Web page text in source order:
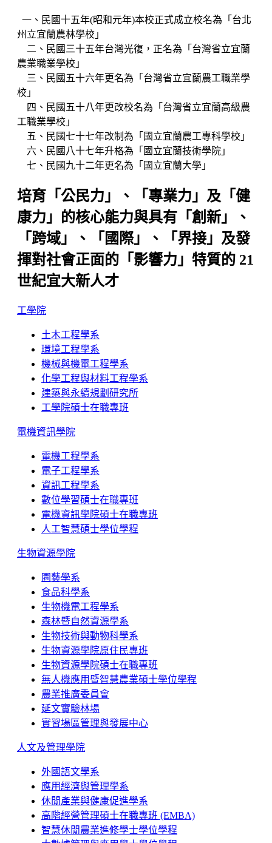
一、民國十五年(昭和元年)本校正式成立校名為「台北
州立宜蘭農林學校」
二、民國三十五年台灣光復，正名為「台灣省立宜蘭
農業職業學校」
三、民國五十六年更名為「台灣省立宜蘭農工職業學
校」
四、民國五十八年更改校名為「台灣省立宜蘭高級農
工職業學校」
五、民國七十七年改制為「國立宜蘭農工專科學校」
六、民國八十七年升格為「國立宜蘭技術學院」
七、民國九十二年更名為「國立宜蘭大學」
培育「公民力」、「專業力」及「健
康力」的核心能力與具有「創新」、
「跨域」、「國際」、「界接」及發
揮對社會正面的「影響力」特質的 21
世紀宜大新人才
工學院
土木工程學系
環境工程學系
機械與機電工程學系
化學工程與材料工程學系
建築與永續規劃研究所
工學院碩士在職專班
電機資訊學院
電機工程學系
電子工程學系
資訊工程學系
數位學習碩士在職專班
電機資訊學院碩士在職專班
人工智慧碩士學位學程
生物資源學院
園藝學系
食品科學系
生物機電工程學系
森林暨自然資源學系
生物技術與動物科學系
生物資源學院原住民專班
生物資源學院碩士在職專班
無人機應用暨智慧農業碩士學位學程
農業推廣委員會
延文實驗林場
實習場區管理與發展中心
人文及管理學院
外國語文學系
應用經濟與管理學系
休閒產業與健康促進學系
高階經營管理碩士在職專班 (EMBA)
智慧休閒農業進修學士學位學程